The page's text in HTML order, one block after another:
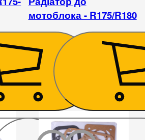
мотоблока - R175/R180
1 432